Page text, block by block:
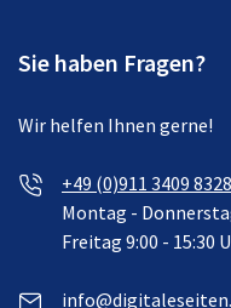
Sie haben Fragen?
Wir helfen Ihnen gerne!
+49 (0)911 3409
Montag -
Freitag 9:00 - 15:30